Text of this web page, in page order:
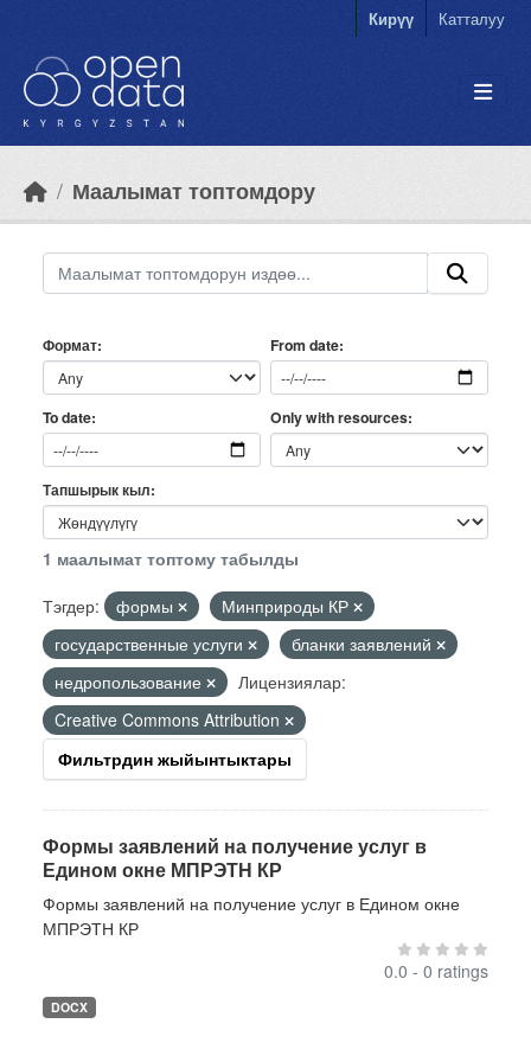
Кирүү Катталуу
Маалымат топтомдору
Формат From date
To date Only with resources
Тапшырык кыл
1 маалымат топтому табылды
Тэгдер:
формы
Минприроды КР
государственные услуги
бланки заявлений
недропользование
Лицензиялар:
Creative Commons Attribution
Фильтрдин жыйынтыктары
Формы заявлений на получение услуг в
Едином окне МПРЭТН КР
Формы заявлений на получение услуг в Едином окне
МПРЭТН КР
0.0 - 0 ratings
DOCX